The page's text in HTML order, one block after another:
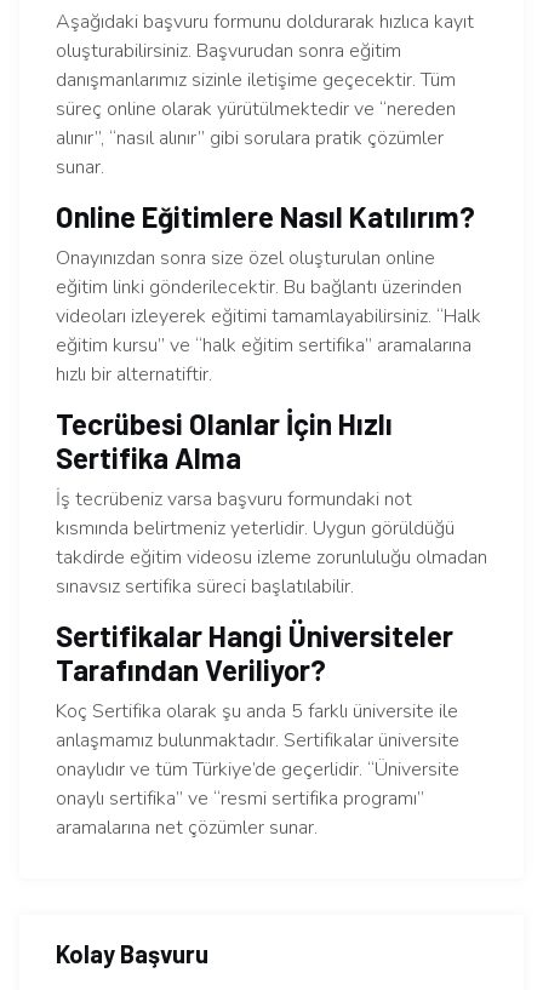
Aşağıdaki başvuru formunu doldurarak hızlıca kayıt
oluşturabilirsiniz. Başvurudan sonra eğitim
danışmanlarımız sizinle iletişime geçecektir. Tüm
süreç online olarak yürütülmektedir ve “nereden
alınır”, “nasıl alınır” gibi sorulara pratik çözümler
sunar.
Online Eğitimlere Nasıl Katılırım?
Onayınızdan sonra size özel oluşturulan online
eğitim linki gönderilecektir. Bu bağlantı üzerinden
videoları izleyerek eğitimi tamamlayabilirsiniz. “Halk
eğitim kursu” ve “halk eğitim sertifika” aramalarına
hızlı bir alternatiftir.
Tecrübesi Olanlar İçin Hızlı
Sertifika Alma
İş tecrübeniz varsa başvuru formundaki not
kısmında belirtmeniz yeterlidir. Uygun görüldüğü
takdirde eğitim videosu izleme zorunluluğu olmadan
sınavsız sertifika süreci başlatılabilir.
Sertifikalar Hangi Üniversiteler
Tarafından Veriliyor?
Koç Sertifika olarak şu anda 5 farklı üniversite ile
anlaşmamız bulunmaktadır. Sertifikalar üniversite
onaylıdır ve tüm Türkiye’de geçerlidir. “Üniversite
onaylı sertifika” ve “resmi sertifika programı”
aramalarına net çözümler sunar.
Kolay Başvuru